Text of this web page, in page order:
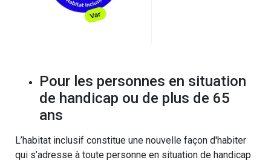
Pour les personnes en situation
de handicap ou de plus de 65
ans
L’habitat inclusif constitue une nouvelle façon d'habiter
qui s’adresse à toute personne en situation de handicap